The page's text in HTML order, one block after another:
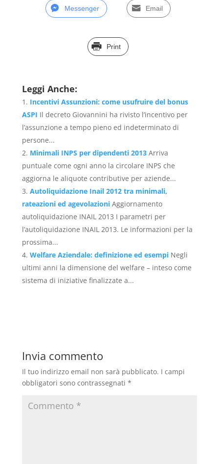
Messenger Email
Print
Leggi Anche:
Incentivi Assunzioni: come usufruire del bonus
ASPI Il decreto Giovannini ha rivisto l’incentivo per
l’assunzione a tempo pieno ed indeterminato di
persone...
Minimali INPS per dipendenti 2013 Arriva
puntuale come ogni anno la circolare INPS che
aggiorna le aliquote contributive per aziende...
Autoliquidazione Inail 2012 tra minimali,
rateazioni ed agevolazioni Aggiornamento
autoliquidazione INAIL 2013 I parametri per
l’autoliquidazione INAIL 2013. Le informazioni per la
prossima...
Welfare Aziendale: definizione ed esempi Negli
ultimi anni la dimensione del welfare – inteso come
sistema di iniziative finalizzate a...
Invia commento
Il tuo indirizzo email non sarà pubblicato. I campi
obbligatori sono contrassegnati *